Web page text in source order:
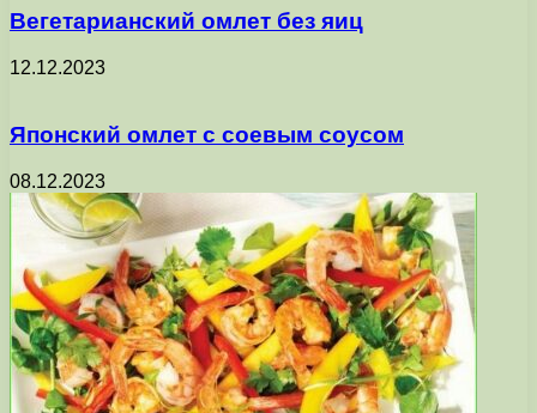
Вегетарианский омлет без яиц
12.12.2023
Японский омлет с соевым соусом
08.12.2023